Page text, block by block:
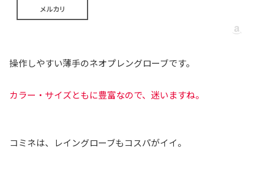
メルカリ
操作しやすい薄手のネオプレングローブです。
カラー・サイズともに豊富なので、迷いますね。
コミネは、レイングローブもコスパがイイ。